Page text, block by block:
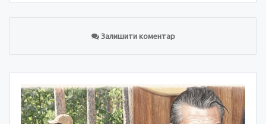
Залишити коментар